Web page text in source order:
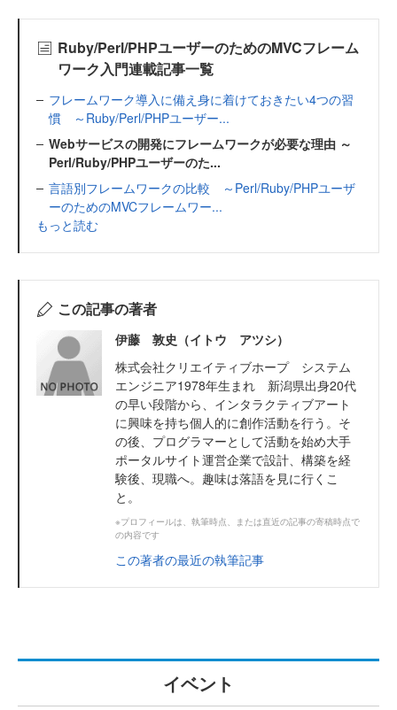
Ruby/Perl/PHPユーザーのためのMVCフレーム
ワーク入門連載記事一覧
フレームワーク導入に備え身に着けておきたい4つの習
慣 ～Ruby/Perl/PHPユーザー...
Webサービスの開発にフレームワークが必要な理由 ～
Perl/Ruby/PHPユーザーのた...
言語別フレームワークの比較 ～Perl/Ruby/PHPユーザ
ーのためのMVCフレームワー...
もっと読む
この記事の著者
伊藤 敦史（イトウ アツシ）
株式会社クリエイティブホープ システム
エンジニア1978年生まれ 新潟県出身20代
の早い段階から、インタラクティブアート
に興味を持ち個人的に創作活動を行う。そ
の後、プログラマーとして活動を始め大手
ポータルサイト運営企業で設計、構築を経
験後、現職へ。趣味は落語を見に行くこ
と。
※プロフィールは、執筆時点、または直近の記事の寄稿時点で
の内容です
この著者の最近の執筆記事
イベント